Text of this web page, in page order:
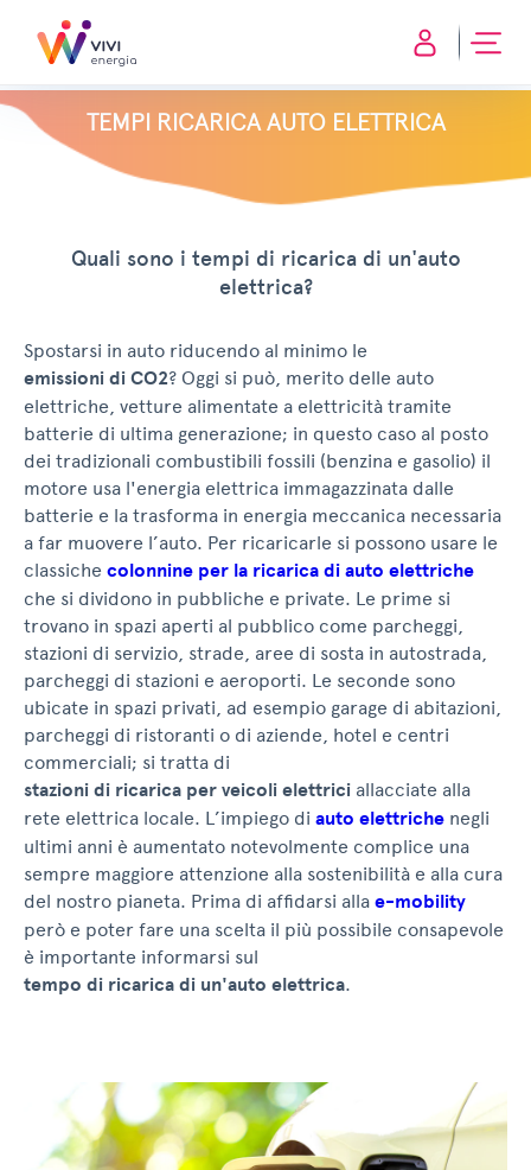
TEMPI RICARICA AUTO ELETTRICA
Quali sono i tempi di ricarica di un'auto
elettrica?
Spostarsi in auto riducendo al minimo le
emissioni di CO2? Oggi si può, merito delle auto
elettriche, vetture alimentate a elettricità tramite
batterie di ultima generazione; in questo caso al posto
dei tradizionali combustibili fossili (benzina e gasolio) il
motore usa l'energia elettrica immagazzinata dalle
batterie e la trasforma in energia meccanica necessaria
a far muovere l’auto. Per ricaricarle si possono usare le
classiche colonnine per la ricarica di auto elettriche
che si dividono in pubbliche e private. Le prime si
trovano in spazi aperti al pubblico come parcheggi,
stazioni di servizio, strade, aree di sosta in autostrada,
parcheggi di stazioni e aeroporti. Le seconde sono
ubicate in spazi privati, ad esempio garage di abitazioni,
parcheggi di ristoranti o di aziende, hotel e centri
commerciali; si tratta di
stazioni di ricarica per veicoli elettrici allacciate alla
rete elettrica locale. L’impiego di auto elettriche negli
ultimi anni è aumentato notevolmente complice una
sempre maggiore attenzione alla sostenibilità e alla cura
del nostro pianeta. Prima di affidarsi alla e-mobility
però e poter fare una scelta il più possibile consapevole
è importante informarsi sul
tempo di ricarica di un'auto elettrica.